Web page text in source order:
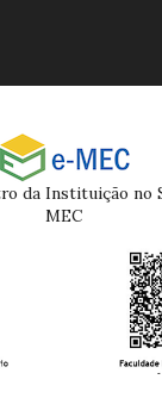
da Instituição no
MEC